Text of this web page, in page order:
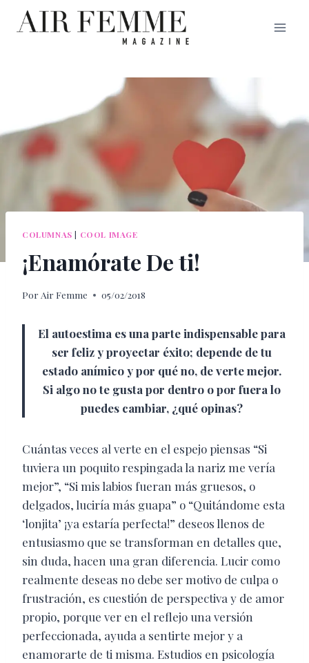
Saltar
COLUMNAS | COOL IMAGE
¡Enamórate De ti!
Por Air Femme 05/02/2018
El autoestima es una parte indispensable para
ser feliz y proyectar éxito; depende de tu
estado anímico y por qué no, de verte mejor.
Si algo no te gusta por dentro o por fuera lo
puedes cambiar, ¿qué opinas?
Cuántas veces al verte en el espejo piensas “Si
tuviera un poquito respingada la nariz me vería
mejor”, “Si mis labios fueran más gruesos, o
delgados, luciría más guapa” o “Quitándome esta
‘lonjita’ ¡ya estaría perfecta!” deseos llenos de
entusiasmo que se transforman en detalles que,
sin duda, hacen una gran diferencia. Lucir como
realmente deseas no debe ser motivo de culpa o
frustración, es cuestión de perspectiva y de amor
propio, porque ver en el reflejo una versión
perfeccionada, ayuda a sentirte mejor y a
enamorarte de ti misma. Estudios en psicología